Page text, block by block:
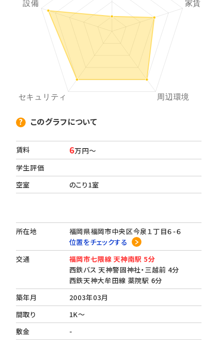
このグラフについて
賃料 6万円～
学生評価
空室
のこり1室
所在地
福岡県福岡市中央区今泉１丁目６-６
位置をチェックする
交通
福岡市七隈線 天神南駅 5分
西鉄バス 天神警固神社・三越前 4分
西鉄天神大牟田線 薬院駅 6分
築年月
2003年03月
間取り
1K～
敷金
-